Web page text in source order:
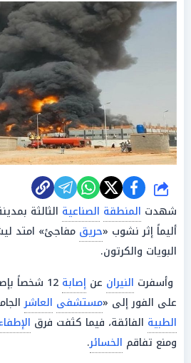
شارك
شهدت المنطقة الصناعية الثالثة
أليماً إثر نشوب «حريق مفاجئ» امتد
البويات والكرتون.
وأسفرت النيران عن إصابة
12 شخصاً
على الفور إلى «مستشفى العاشر
الطبية الفائقة، فيما كثفت فرق
ومنع تفاقم الخسائر.